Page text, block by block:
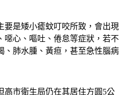
要是矮小瘧蚊叮咬所致，會出現
噁心、嘔吐、倦怠等症狀，若不
肺水腫、黃疸，甚至急性腦病